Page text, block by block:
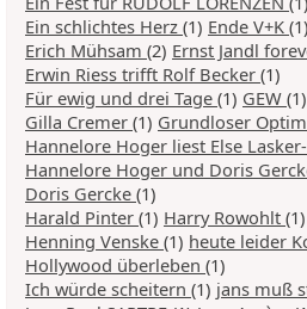
Ein schlichtes Herz (1) Ende V+K (1)
Erich Mühsam (2) Ernst Jandl
Erwin Riess trifft Rolf Becker (1)
Für ewig und drei Tage (1) GEW (1)
Gilla Cremer (1) Grundloser
Hannelore Hoger liest Else
Hannelore Hoger und Doris
Doris Gercke (1)
Harald Pinter (1) Harry Rowohlt (1)
Henning Venske (1) heute leider
Hollywood überleben (1)
Ich würde scheitern (1) jans muß